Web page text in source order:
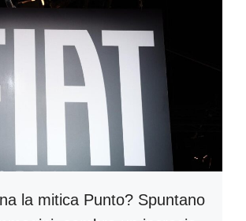
la mitica Punto? Spuntano